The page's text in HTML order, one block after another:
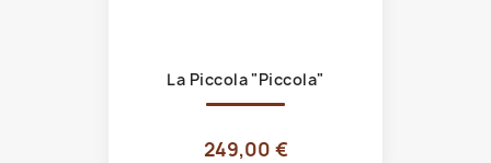
La Piccola "Piccola"
249,00 €